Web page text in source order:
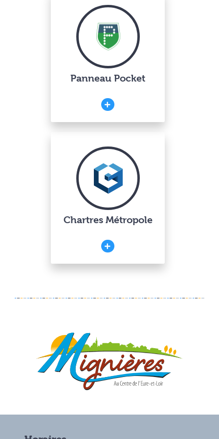
Panneau Pocket
Chartres Métropole